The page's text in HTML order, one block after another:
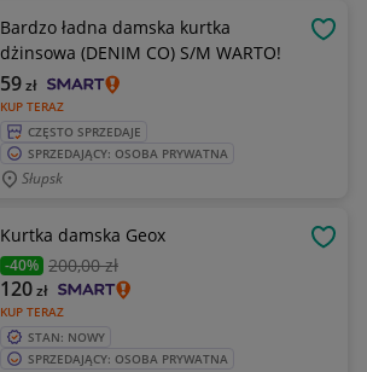
Bardzo ładna damska kurtka
dżinsowa (DENIM CO) S/M WARTO!
KUP TERAZ
59zł
CZĘSTO SPRZEDAJE
SPRZEDAJĄCY: OSOBA PRYWATNA
Słupsk
Kurtka damska Geox
-40% 200,00 zł
KUP TERAZ
120zł
STAN: NOWY
SPRZEDAJĄCY: OSOBA PRYWATNA